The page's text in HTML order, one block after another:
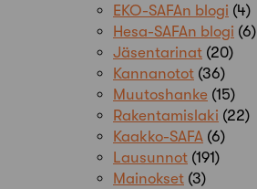
EKO-SAFAn blogi (4)
Hesa-SAFAn blogi (6)
Jäsentarinat (20)
Kannanotot (36)
Muutoshanke (15)
Rakentamislaki (22)
Kaakko-SAFA (6)
Lausunnot (191)
Mainokset (3)